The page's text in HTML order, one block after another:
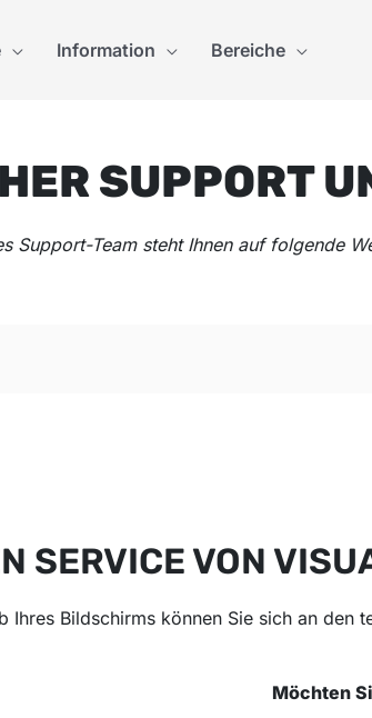
Information Bereiche
SUPPORT
Support-Team steht Ihnen auf folgende
SERVICE VON
Ihres Bildschirms können Sie sich an den
Möchten